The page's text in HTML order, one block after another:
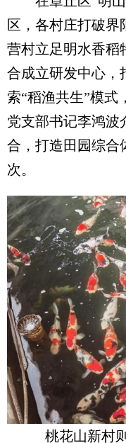
区，各村庄打破界
营村立足明水香稻
合成立研发中心，
索“稻渔共生”模式
党支部书记李鸿波
合，打造田园综合
次。
桃花山新村